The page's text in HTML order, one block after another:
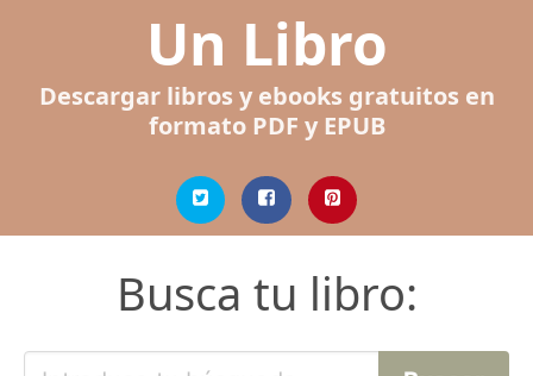
Un Libro
Descargar libros y ebooks gratuitos en
formato PDF y EPUB
Busca tu libro: